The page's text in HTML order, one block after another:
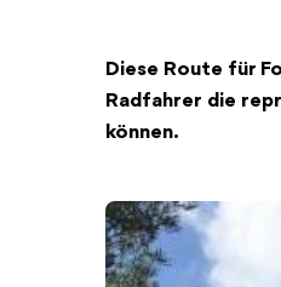
Diese Route für
Radfahrer die
können.